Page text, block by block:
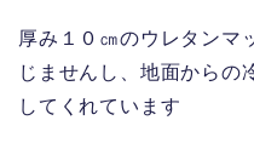
厚み１０㎝のウレタンマ
じませんし、地面からの
してくれています